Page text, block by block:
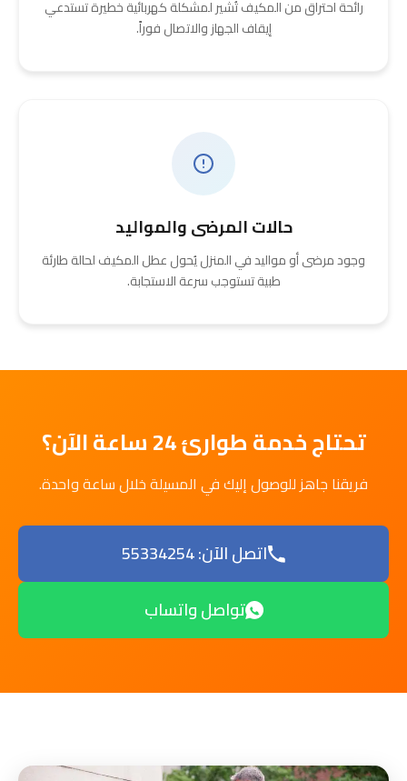
رائحة احتراق من المكيف تُشير لمشكلة كهربائية خطيرة تستدعي
إيقاف الجهاز والاتصال فوراً.
حالات المرضى والمواليد
وجود مرضى أو مواليد في المنزل يُحول عطل المكيف لحالة طارئة
طبية تستوجب سرعة الاستجابة.
تحتاج خدمة طوارئ 24 ساعة الآن؟
فريقنا جاهز للوصول إليك في المسيلة خلال ساعة واحدة.
اتصل الآن: 55334254
تواصل واتساب